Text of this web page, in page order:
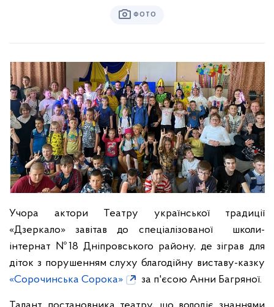
ФОТО
Учора актори Театру української традиції
«Дзеркало» завітав до спеціалізованої школи-
інтернат №18 Дніпровського району, де зіграв для
діток з порушенням слуху благодійну виставу-казку
«Сорочинська Сорока»
за п'єсою Анни Багряної.